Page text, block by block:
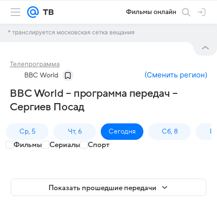
Фильмы онлайн
* транслируется московская сетка вещания
Телепрограмма
BBC World (Сменить регион)
BBC World – программа передач –
Сергиев Посад
Ср, 5 Чт, 6 Сегодня Сб, 8
Фильмы Сериалы Спорт
Показать прошедшие передачи